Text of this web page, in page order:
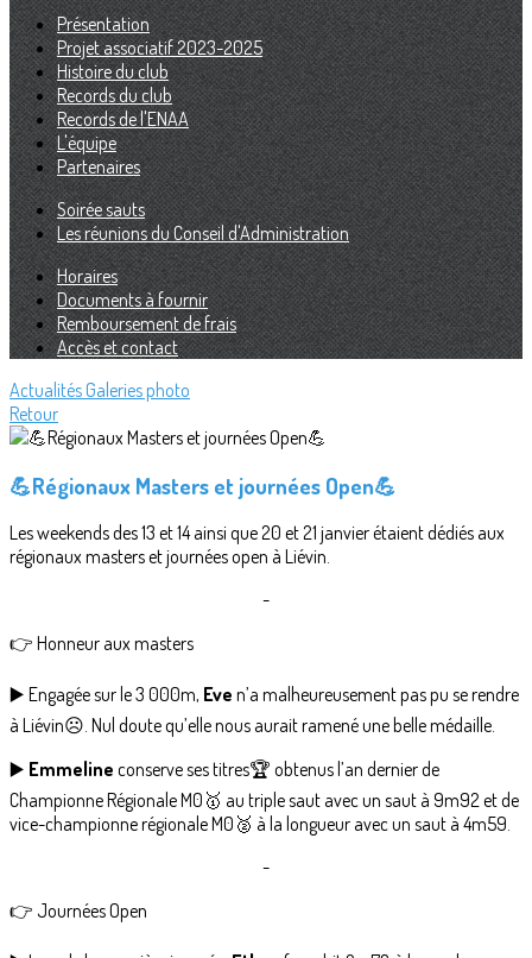
Présentation
Projet associatif 2023-2025
Histoire du club
Records du club
Records de l'ENAA
L'équipe
Partenaires
Soirée sauts
Les réunions du Conseil d'Administration
Horaires
Documents à fournir
Remboursement de frais
Accès et contact
Actualités Galeries photo
Retour
💪Régionaux Masters et journées Open💪
Les weekends des 13 et 14 ainsi que 20 et 21 janvier étaient dédiés aux
régionaux masters et journées open à Liévin.
-
👉 Honneur aux masters
▶️ Engagée sur le 3 000m, Eve n’a malheureusement pas pu se rendre
à Liévin☹️. Nul doute qu’elle nous aurait ramené une belle médaille.
▶️ Emmeline conserve ses titres🏆 obtenus l’an dernier de
Championne Régionale M0🥇 au triple saut avec un saut à 9m92 et de
vice-championne régionale M0🥈 à la longueur avec un saut à 4m59.
-
👉 Journées Open